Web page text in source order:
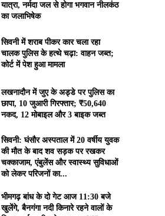
यात्रा, नर्मदा जल से होगा भगवान नीलकंठ
का जलाभिषेक
सिवनी में शराब पीकर कार चला रहा
चालक पुलिस के हत्थे चढ़ा: वाहन जब्त;
कोर्ट में पेश हुआ मामला
लखनादौन में जुए के अड्डे पर पुलिस का
छापा, 10 जुआरी गिरफ्तार; ₹50,640
नकद, 12 मोबाइल और 3 बाइक जब्त
सिवनी: घंसौर अस्पताल में 20 वर्षीय युवक
की मौत के बाद शव सड़क पर रखकर
चक्काजाम, एंबुलेंस और स्वास्थ्य सुविधाओं
को लेकर परिजनों का...
भीमगढ़ बांध के दो गेट आज 11:30 बजे
खुलेंगे, बैनगंगा नदी किनारे रहने वालों के